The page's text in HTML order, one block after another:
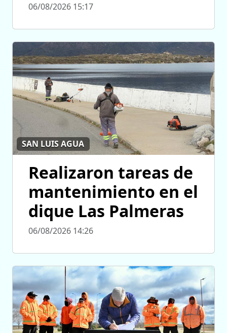
06/08/2026 15:17
SAN LUIS AGUA
Realizaron tareas de
mantenimiento en el
dique Las Palmeras
06/08/2026 14:26